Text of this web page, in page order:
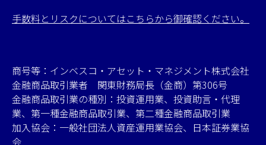
手数料とリスクについてはこちらから御確認ください。
商号等：インベスコ・アセット・マネジメント株式会社
金融商品取引業者 関東財務局長（金商）第306号
金融商品取引業の種別：投資運用業、投資助言・代理
業、第一種金融商品取引業、第二種金融商品取引業
加入協会：一般社団法人資産運用業協会、日本証券業協
会